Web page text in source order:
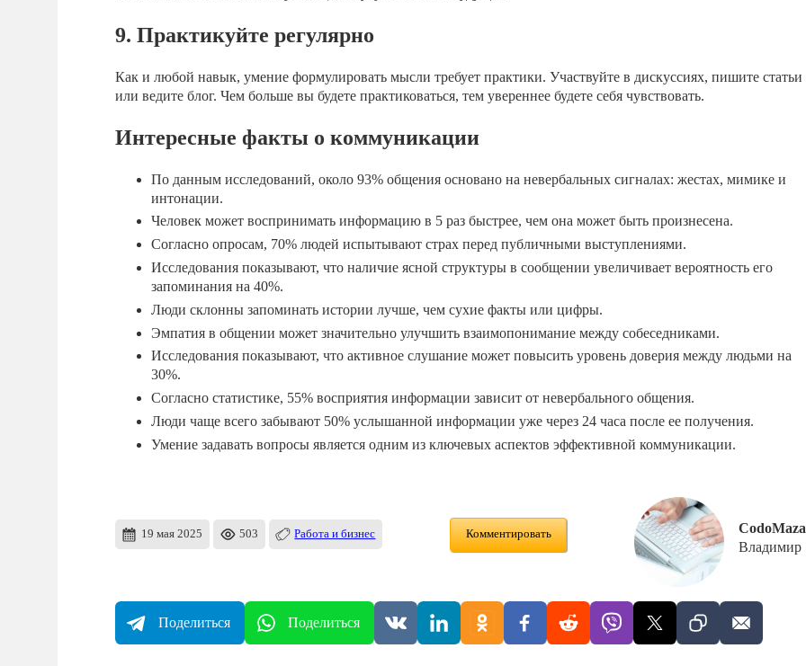
9. Практикуйте регулярно
Как и любой навык, умение формулировать мысли требует практики. Участвуйте в дискуссиях, пишите статьи
или ведите блог. Чем больше вы будете практиковаться, тем увереннее будете себя чувствовать.
Интересные факты о коммуникации
По данным исследований, около 93% общения основано на невербальных сигналах: жестах, мимике и
интонации.
Человек может воспринимать информацию в 5 раз быстрее, чем она может быть произнесена.
Согласно опросам, 70% людей испытывают страх перед публичными выступлениями.
Исследования показывают, что наличие ясной структуры в сообщении увеличивает вероятность его
запоминания на 40%.
Люди склонны запоминать истории лучше, чем сухие факты или цифры.
Эмпатия в общении может значительно улучшить взаимопонимание между собеседниками.
Исследования показывают, что активное слушание может повысить уровень доверия между людьми на
30%.
Согласно статистике, 55% восприятия информации зависит от невербального общения.
Люди чаще всего забывают 50% услышанной информации уже через 24 часа после ее получения.
Умение задавать вопросы является одним из ключевых аспектов эффективной коммуникации.
19 мая 2025 503 Работа и бизнес Комментировать
CodoMaza
Владимир
Поделиться Поделиться